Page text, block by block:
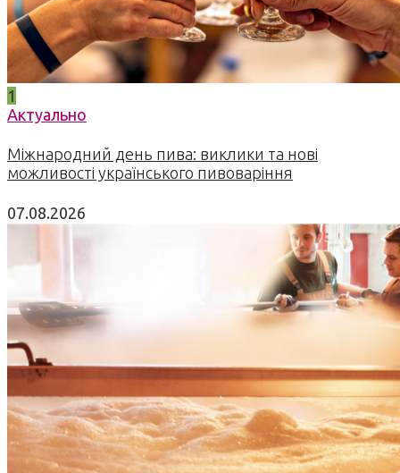
1
Актуально
Міжнародний день пива: виклики та нові
можливості українського пивоваріння
07.08.2026